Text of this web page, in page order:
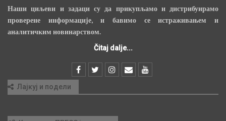
Наши циљеви и задаци су да прикупљамо и дистрибуирамо
проверене информације, и бавимо се истраживањем и
аналитичким новинарством.
Čitaj dalje...
Лајкуј и подели